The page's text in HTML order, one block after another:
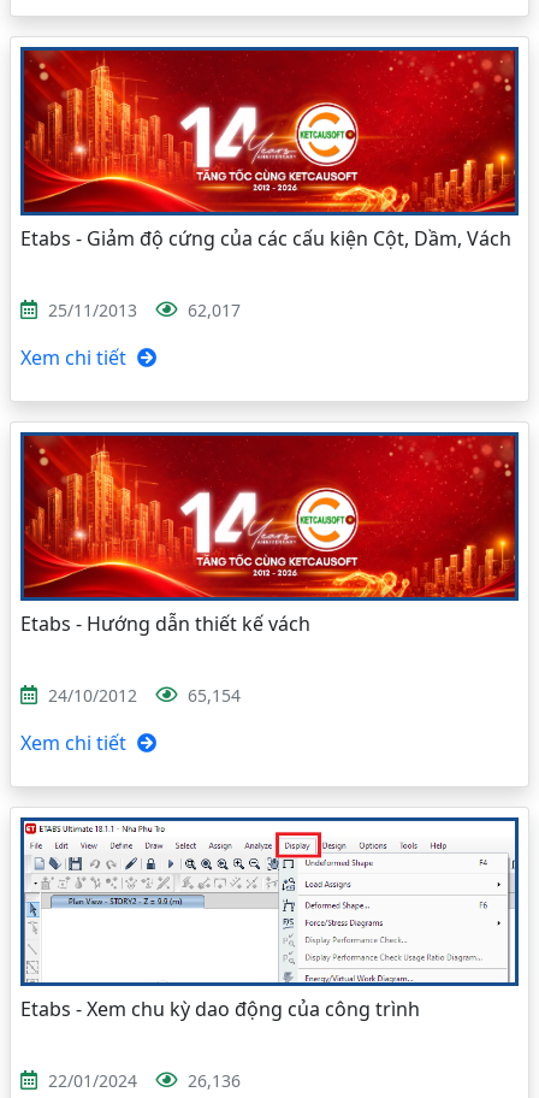
Etabs - Giảm độ cứng của các cấu kiện Cột, Dầm, Vách
25/11/2013 62,017
Xem chi tiết
Etabs - Hướng dẫn thiết kế vách
24/10/2012 65,154
Xem chi tiết
Etabs - Xem chu kỳ dao động của công trình
22/01/2024 26,136